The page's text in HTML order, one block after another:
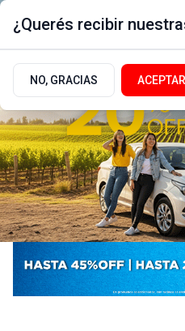
¿Querés recibir
NO, GRACIAS ACEPTAR